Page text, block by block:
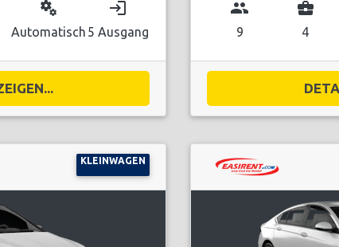
miscellaneous_services
Automatisch
login
5 Ausgang
group
9
business_center
4
KLEINWAGEN